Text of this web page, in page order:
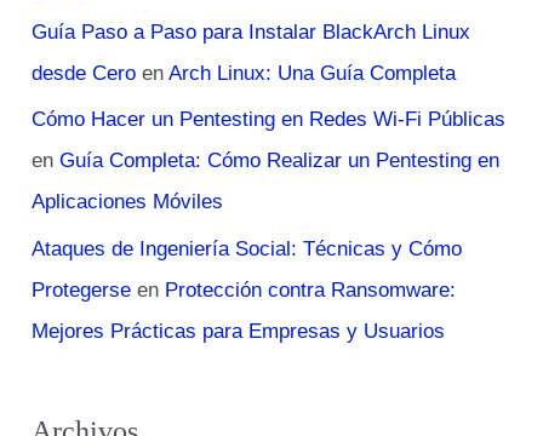
Guía Paso a Paso para Instalar BlackArch Linux
desde Cero enArch Linux: Una Guía Completa
Cómo Hacer un Pentesting en Redes Wi-Fi Públicas
enGuía Completa: Cómo Realizar un Pentesting en
Aplicaciones Móviles
Ataques de Ingeniería Social: Técnicas y Cómo
Protegerse en Protección contra Ransomware:
Mejores Prácticas para Empresas y Usuarios